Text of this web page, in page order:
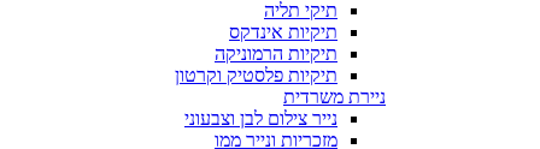
תיקי תליה
תיקיות אינדקס
תיקיות הרמוניקה
תיקיות פלסטיק וקרטון
ניירת משרדית
נייר צילום לבן וצבעוני
מזכריות ונייר ממו